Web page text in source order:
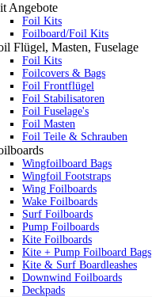
Angebote
Foil Kits
Foilboard/Foil Kits
Flügel, Masten, Fuselage
Foil Kits
Foilcovers & Bags
Foil Frontflügel
Foil Stabilisatoren
Foil Fuselage's
Foil Masten
Foil Teile & Schrauben
Wingfoilboard Bags
Wingfoil Footstraps
Wing Foilboards
Wake Foilboards
Surf Foilboards
Pump Foilboards
Kite Foilboards
Kite + Pump Foilboard Bags
Kite & Surf Boardleashes
Downwind Foilboards
Deckpads